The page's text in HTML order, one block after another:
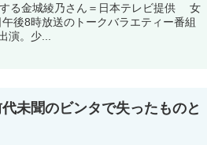
金城綾乃さん＝日本テレビ提供 女
後8時放送のトークバラエティー番組
演。少...
未聞のビンタで失ったものと